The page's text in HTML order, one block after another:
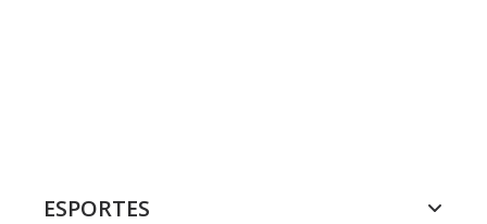
ESPORTES